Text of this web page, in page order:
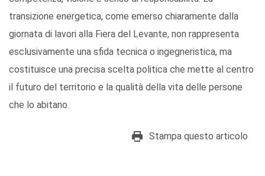
transizione energetica, come emerso chiaramente dalla
giornata di lavori alla Fiera del Levante, non rappresenta
esclusivamente una sfida tecnica o ingegneristica, ma
costituisce una precisa scelta politica che mette al centro
il futuro del territorio e la qualità della vita delle persone
che lo abitano.
Stampa questo articolo